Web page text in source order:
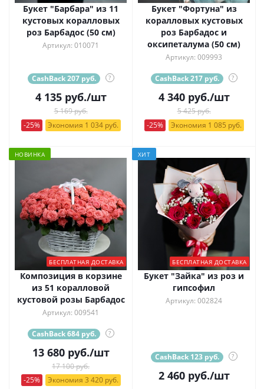
Букет "Барбара" из 11
кустовых коралловых
роз Барбадос (50 см)
Артикул: 010071
CashBack 207 руб. ?
4 135руб./шт
5 169 руб.
-25%
Экономия 1 034 руб.
Букет "Фортуна" из
коралловых кустовых
роз Барбадос и
оксипеталума (50 см)
Артикул: 009993
CashBack 217 руб. ?
4 340руб./шт
5 425 руб.
-25%
Экономия 1 085 руб.
НОВИНКА
БЕСПЛАТНАЯ ДОСТАВКА
Композиция в корзине
из 51 коралловой
кустовой розы Барбадос
Артикул: 009541
CashBack 684 руб. ?
13 680руб./шт
17 100 руб.
-25%
Экономия 3 420 руб.
ХИТ
БЕСПЛАТНАЯ ДОСТАВКА
Букет "Зайка" из роз и
гипсофил
Артикул: 002824
CashBack 123 руб. ?
2 460руб./шт